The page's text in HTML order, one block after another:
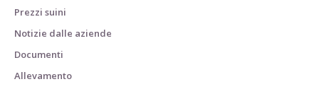
Prezzi suini
Notizie dalle aziende
Documenti
Allevamento